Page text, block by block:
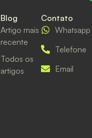
Blog
Artigo mais
recente
Todos os
artigos
Contato
Whatsapp
Telefone
Email